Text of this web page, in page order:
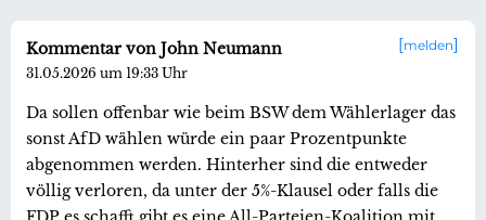
melden
Kommentar von John Neumann
31.05.2026 um 19:33 Uhr
Da sollen offenbar wie beim BSW dem Wählerlager das
sonst AfD wählen würde ein paar Prozentpunkte
abgenommen werden. Hinterher sind die entweder
völlig verloren, da unter der 5%-Klausel oder falls die